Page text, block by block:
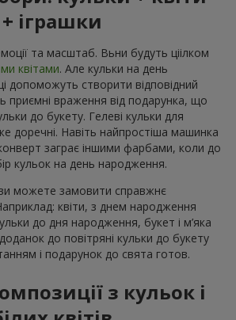
+ іграшки
та масштаб. Вьни будуть ціілком
квітами. Але кульки на день
допоможуть створити відповідний
приємні враження від подарунка, що
до букету. Гелеві кульки для
доречні. Навіть найпростіша машинка
заграє іншими фарбами, коли до
кульок на день народження.
можете замовити справжнє
квіти, з днем народження
до дня народження, букет і м’яка
до повітряні кульки до букету
і подарунок до свята готов.
з кульок і